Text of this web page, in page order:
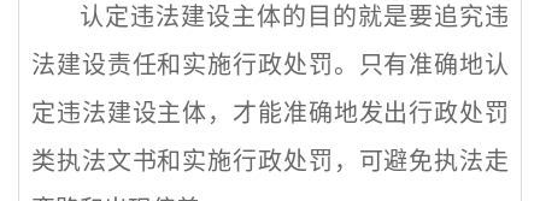
认定违法建设主体的目的就是要追究违
法建设责任和实施行政处罚。只有准确地认
定违法建设主体，才能准确地发出行政处罚
类执法文书和实施行政处罚，可避免执法走